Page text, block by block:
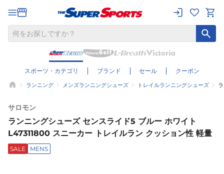
スポーツ・カテゴリ ブランド セール クーポン
ランニング メンズランニングシューズ トレイルランニングシューズ
サロモン
ランニングシューズ センスライド5 ブルー ホワイト
L47311800 スニーカー トレイルラン クッション性 軽量
SALE MENS